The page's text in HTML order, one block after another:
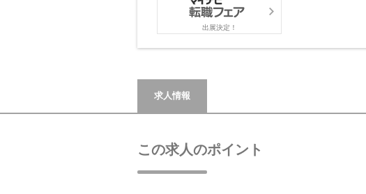
出展決定！
求人情報
この求人のポイント